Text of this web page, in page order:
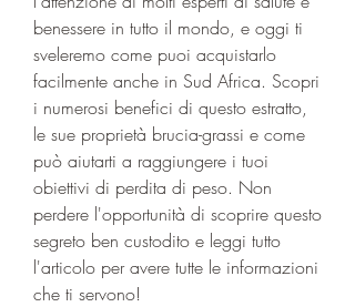
benessere in tutto il mondo, e oggi ti
sveleremo come puoi acquistarlo
facilmente anche in Sud Africa. Scopri
i numerosi benefici di questo estratto,
le sue proprietà brucia-grassi e come
può aiutarti a raggiungere i tuoi
obiettivi di perdita di peso. Non
perdere l'opportunità di scoprire questo
segreto ben custodito e leggi tutto
l'articolo per avere tutte le informazioni
che ti servono!